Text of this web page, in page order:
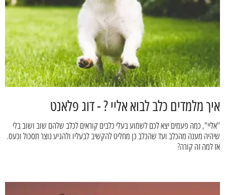
איך מלמדים כלב לבוא אליי ? - דוג פלאנט
"אליי", כמה פעמים יצא לכם לשמוע בעלי כלבים קוראים לכלב שלהם שוב ושוב בלי
שיהיה מענה מהכלב ועד שהכלב כן מחליט להקשיב לבעליו ולהגיע נוצר תסכול וכעס.
אז למה זה קורה?